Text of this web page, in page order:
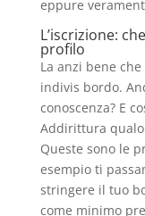
eppure
L’iscrizione:
profilo
La anzi bene
indivis bordo.
conoscenza? E
Addirittura
Queste sono le
esempio ti
stringere il tuo
come minimo